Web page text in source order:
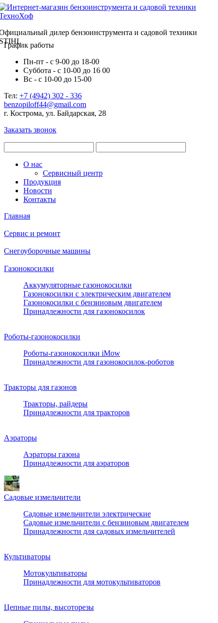
дилер бензоинструмента и садовой техники
График работы
Пн-пт - с 9-00 до 18-00
Суббота - с 10-00 до 16 00
Вс - с 10-00 до 15-00
Тел: +7 (4942) 302 - 336
benzopiloff44@gmail.com
г. Кострома, ул. Байдарская, 28
Заказать звонок
О нас
Сервисный центр
Продукция
Новости
Контакты
Главная
Сервис и ремонт
Снегоуборочные машины
Газонокосилки
Аккумуляторные газонокосилки
Газонокосилки с электрическим двигателем
Газонокосилки с бензиновым двигателем
Принадлежности для газонокосилок
Роботы-газонокосилки
Роботы-газонокосилки iMow
Принадлежности для газонокосилок-роботов
Тракторы для газонов
Тракторы, райдеры
Принадлежности для тракторов
Аэраторы
Аэраторы газона
Принадлежности для аэраторов
Садовые измельчители
Садовые измельчители электрические
Садовые измельчители с бензиновым двигателем
Принадлежности для садовых измельчителей
Культиваторы
Мотокультиваторы
Принадлежности для мотокультиваторов
Цепные пилы, высоторезы